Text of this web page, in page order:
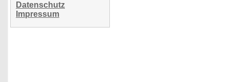
Datenschutz
Impressum